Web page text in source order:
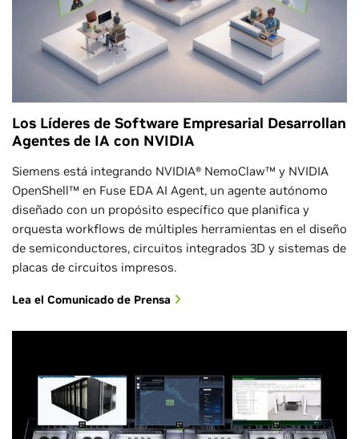
Los Líderes de Software Empresarial Desarrollan
Agentes de IA con NVIDIA
Siemens está integrando NVIDIA® NemoClaw™ y NVIDIA
OpenShell™ en Fuse EDA AI Agent, un agente autónomo
diseñado con un propósito específico que planifica y
orquesta workflows de múltiples herramientas en el diseño
de semiconductores, circuitos integrados 3D y sistemas de
placas de circuitos impresos.
Lea el Comunicado de Prensa